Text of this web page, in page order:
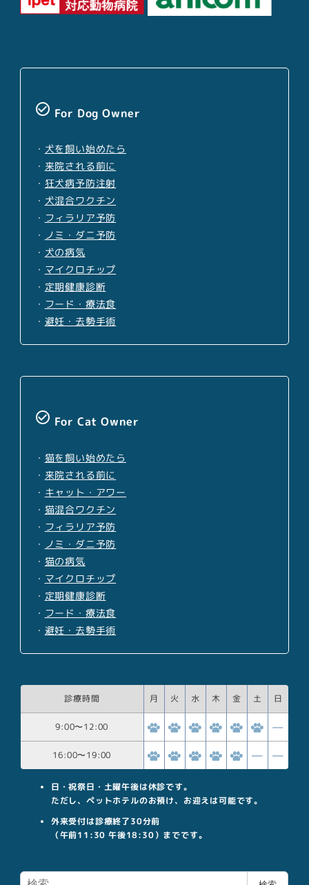
check_circle_outline For Dog Owner
・ 犬を飼い始めたら
・ 来院される前に
・ 狂犬病予防注射
・ 犬混合ワクチン
・ フィラリア予防
・ ノミ・ダニ予防
・ 犬の病気
・ マイクロチップ
・ 定期健康診断
・ フード・療法食
・ 避妊・去勢手術
check_circle_outline For Cat Owner
・ 猫を飼い始めたら
・ 来院される前に
・ キャット・アワー
・ 猫混合ワクチン
・ フィラリア予防
・ ノミ・ダニ予防
・ 猫の病気
・ マイクロチップ
・ 定期健康診断
・ フード・療法食
・ 避妊・去勢手術
診療時間 月 火 水 木 金 土 日
9:00〜12:00
16:00〜19:00
日・祝祭日・土曜午後は休診です。
ただし、ペットホテルのお預け、お迎えは可能です。
外来受付は診療終了30分前
（午前11:30 午後18:30）までです。
検